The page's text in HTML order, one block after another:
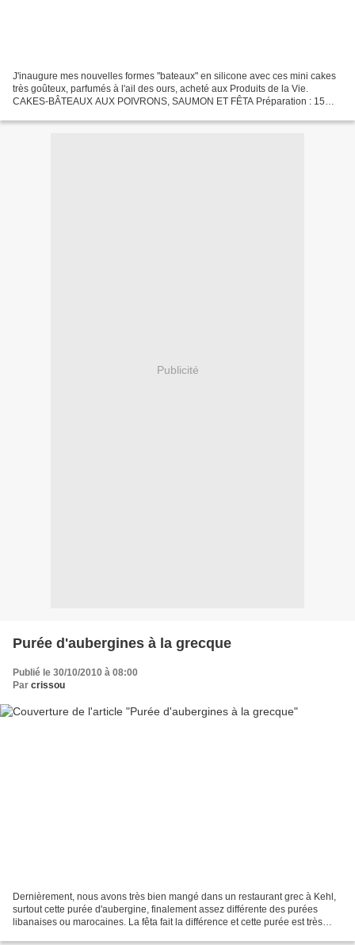
J'inaugure mes nouvelles formes "bateaux" en silicone avec ces mini cakes
très goûteux, parfumés à l'ail des ours, acheté aux Produits de la Vie.
CAKES-BÂTEAUX AUX POIVRONS, SAUMON ET FÊTA Préparation : 15
Publicité
Purée d'aubergines à la grecque
Publié le 30/10/2010 à 08:00
Par crissou
Dernièrement, nous avons très bien mangé dans un restaurant grec à Kehl,
surtout cette purée d'aubergine, finalement assez différente des purées
libanaises ou marocaines. La fêta fait la différence et cette purée est très